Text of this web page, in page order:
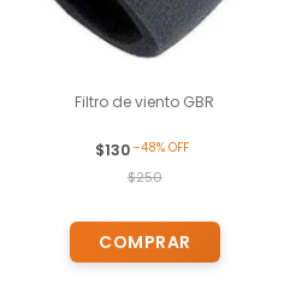
Filtro de viento GBR
$130-48%OFF
$250